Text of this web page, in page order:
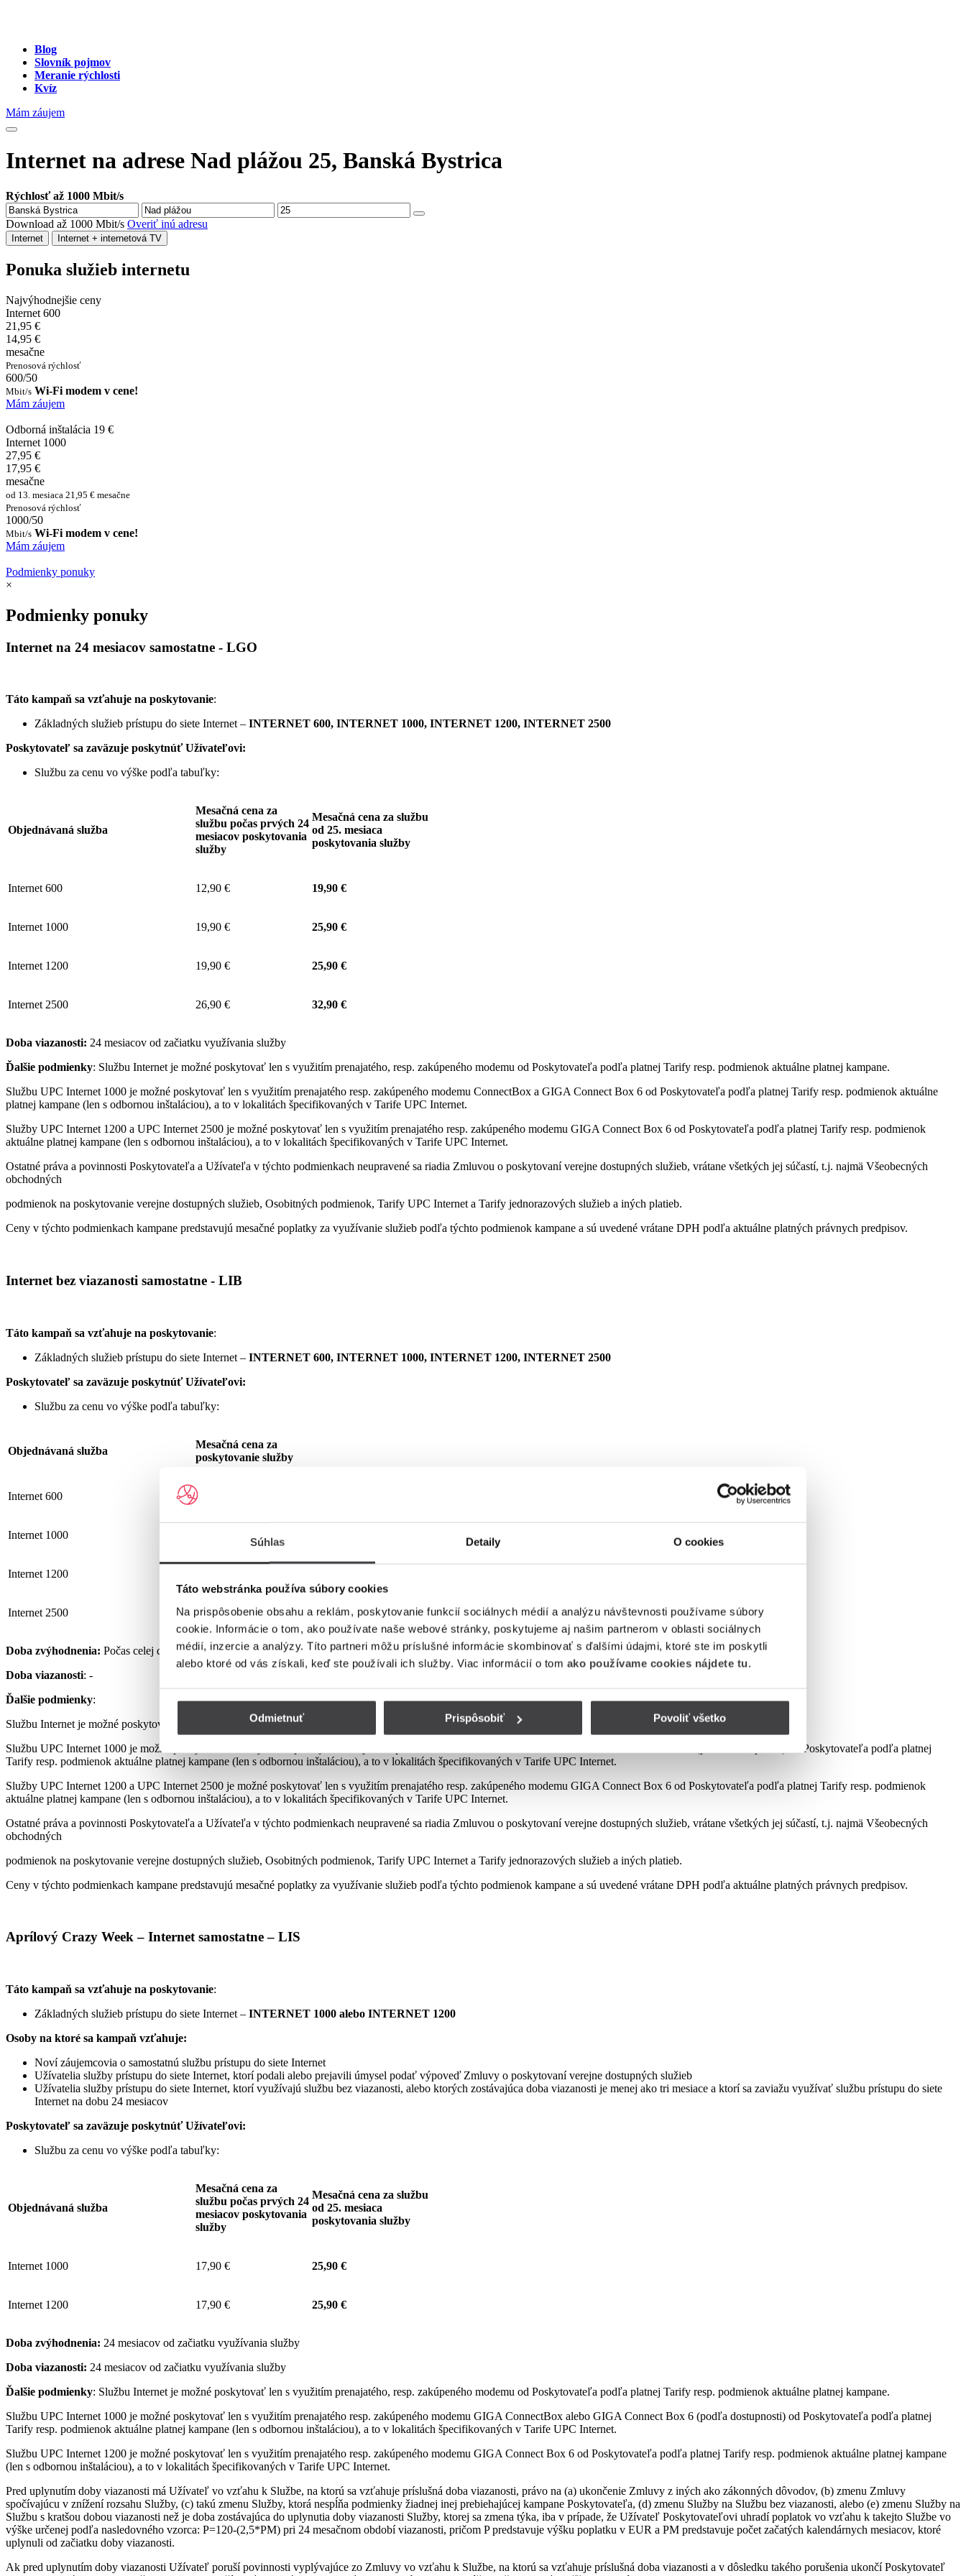
Súhlas Detaily O cookies
Táto webstránka používa súbory cookies
Na prispôsobenie obsahu a reklám, poskytovanie funkcií sociálnych médií a analýzu návštevnosti používame súbory
cookie. Informácie o tom, ako používate naše webové stránky, poskytujeme aj našim partnerom v oblasti sociálnych
médií, inzercie a analýzy. Títo partneri môžu príslušné informácie skombinovať s ďalšími údajmi, ktoré ste im poskytli
alebo ktoré od vás získali, keď ste používali ich služby. Viac informácií o tom ako používame cookies nájdete tu.
Odmietnuť Prispôsobiť Povoliť všetko
Blog
Slovník pojmov
Meranie rýchlosti
Kvíz
Mám záujem
Internet na adrese Nad plážou 25, Banská Bystrica
Rýchlosť až 1000 Mbit/s
Download až 1000 Mbit/s Overiť inú adresu
Internet Internet + internetová TV
Ponuka služieb internetu
Najvýhodnejšie ceny
Internet 600
21,95 €
14,95 €
mesačne
Prenosová rýchlosť
600/50
Mbit/s Wi-Fi modem v cene!
Mám záujem
Odborná inštalácia 19 €
Internet 1000
27,95 €
17,95 €
mesačne
od 13. mesiaca 21,95 € mesačne
Prenosová rýchlosť
1000/50
Mbit/s Wi-Fi modem v cene!
Mám záujem
Podmienky ponuky
×
Podmienky ponuky
Internet na 24 mesiacov samostatne - LGO
Táto kampaň sa vzťahuje na poskytovanie:
Základných služieb prístupu do siete Internet – INTERNET 600, INTERNET 1000, INTERNET 1200, INTERNET 2500
Poskytovateľ sa zaväzuje poskytnúť Užívateľovi:
Službu za cenu vo výške podľa tabuľky:
Objednávaná služba
Mesačná cena za
službu počas prvých 24
mesiacov poskytovania
služby
Mesačná cena za službu
od 25. mesiaca
poskytovania služby
Internet 600 12,90 € 19,90 €
Internet 1000 19,90 € 25,90 €
Internet 1200 19,90 € 25,90 €
Internet 2500 26,90 € 32,90 €
Doba viazanosti: 24 mesiacov od začiatku využívania služby
Ďalšie podmienky: Službu Internet je možné poskytovať len s využitím prenajatého, resp. zakúpeného modemu od Poskytovateľa podľa platnej Tarify resp. podmienok aktuálne platnej kampane.
Službu UPC Internet 1000 je možné poskytovať len s využitím prenajatého resp. zakúpeného modemu ConnectBox a GIGA Connect Box 6 od Poskytovateľa podľa platnej Tarify resp. podmienok aktuálne
platnej kampane (len s odbornou inštaláciou), a to v lokalitách špecifikovaných v Tarife UPC Internet.
Služby UPC Internet 1200 a UPC Internet 2500 je možné poskytovať len s využitím prenajatého resp. zakúpeného modemu GIGA Connect Box 6 od Poskytovateľa podľa platnej Tarify resp. podmienok
aktuálne platnej kampane (len s odbornou inštaláciou), a to v lokalitách špecifikovaných v Tarife UPC Internet.
Ostatné práva a povinnosti Poskytovateľa a Užívateľa v týchto podmienkach neupravené sa riadia Zmluvou o poskytovaní verejne dostupných služieb, vrátane všetkých jej súčastí, t.j. najmä Všeobecných
obchodných
podmienok na poskytovanie verejne dostupných služieb, Osobitných podmienok, Tarify UPC Internet a Tarify jednorazových služieb a iných platieb.
Ceny v týchto podmienkach kampane predstavujú mesačné poplatky za využívanie služieb podľa týchto podmienok kampane a sú uvedené vrátane DPH podľa aktuálne platných právnych predpisov.
Internet bez viazanosti samostatne - LIB
Táto kampaň sa vzťahuje na poskytovanie:
Základných služieb prístupu do siete Internet – INTERNET 600, INTERNET 1000, INTERNET 1200, INTERNET 2500
Poskytovateľ sa zaväzuje poskytnúť Užívateľovi:
Službu za cenu vo výške podľa tabuľky:
Objednávaná služba
Mesačná cena za
poskytovanie služby
Internet 600 19,90 €
Internet 1000
Internet 1200
Internet 2500 32,90 €
Doba zvýhodnenia: Počas celej doby využívania Služby podľa podmienok tejto kampane
Doba viazanosti: -
Ďalšie podmienky:
Službu Internet je možné poskytovať len s využitím prenajatého, resp. zakúpeného modemu od Poskytovateľa podľa platnej Tarify resp. podmienok aktuálne platnej kampane.
Službu UPC Internet 1000 je možné poskytovať len s využitím prenajatého resp. zakúpeného modemu GIGA ConnectBox alebo GIGA Connect Box 6 (podľa dostupnosti) od Poskytovateľa podľa platnej
Tarify resp. podmienok aktuálne platnej kampane (len s odbornou inštaláciou), a to v lokalitách špecifikovaných v Tarife UPC Internet.
Služby UPC Internet 1200 a UPC Internet 2500 je možné poskytovať len s využitím prenajatého resp. zakúpeného modemu GIGA Connect Box 6 od Poskytovateľa podľa platnej Tarify resp. podmienok
aktuálne platnej kampane (len s odbornou inštaláciou), a to v lokalitách špecifikovaných v Tarife UPC Internet.
Ostatné práva a povinnosti Poskytovateľa a Užívateľa v týchto podmienkach neupravené sa riadia Zmluvou o poskytovaní verejne dostupných služieb, vrátane všetkých jej súčastí, t.j. najmä Všeobecných
obchodných
podmienok na poskytovanie verejne dostupných služieb, Osobitných podmienok, Tarify UPC Internet a Tarify jednorazových služieb a iných platieb.
Ceny v týchto podmienkach kampane predstavujú mesačné poplatky za využívanie služieb podľa týchto podmienok kampane a sú uvedené vrátane DPH podľa aktuálne platných právnych predpisov.
Aprílový Crazy Week – Internet samostatne – LIS
Táto kampaň sa vzťahuje na poskytovanie:
Základných služieb prístupu do siete Internet – INTERNET 1000 alebo INTERNET 1200
Osoby na ktoré sa kampaň vzťahuje:
Noví záujemcovia o samostatnú službu prístupu do siete Internet
Užívatelia služby prístupu do siete Internet, ktorí podali alebo prejavili úmysel podať výpoveď Zmluvy o poskytovaní verejne dostupných služieb
Užívatelia služby prístupu do siete Internet, ktorí využívajú službu bez viazanosti, alebo ktorých zostávajúca doba viazanosti je menej ako tri mesiace a ktorí sa zaviažu využívať službu prístupu do siete
Internet na dobu 24 mesiacov
Poskytovateľ sa zaväzuje poskytnúť Užívateľovi:
Službu za cenu vo výške podľa tabuľky:
Objednávaná služba
Mesačná cena za
službu počas prvých 24
mesiacov poskytovania
služby
Mesačná cena za službu
od 25. mesiaca
poskytovania služby
Internet 1000 17,90 € 25,90 €
Internet 1200 17,90 € 25,90 €
Doba zvýhodnenia: 24 mesiacov od začiatku využívania služby
Doba viazanosti: 24 mesiacov od začiatku využívania služby
Ďalšie podmienky: Službu Internet je možné poskytovať len s využitím prenajatého, resp. zakúpeného modemu od Poskytovateľa podľa platnej Tarify resp. podmienok aktuálne platnej kampane.
Službu UPC Internet 1000 je možné poskytovať len s využitím prenajatého resp. zakúpeného modemu GIGA ConnectBox alebo GIGA Connect Box 6 (podľa dostupnosti) od Poskytovateľa podľa platnej
Tarify resp. podmienok aktuálne platnej kampane (len s odbornou inštaláciou), a to v lokalitách špecifikovaných v Tarife UPC Internet.
Službu UPC Internet 1200 je možné poskytovať len s využitím prenajatého resp. zakúpeného modemu GIGA Connect Box 6 od Poskytovateľa podľa platnej Tarify resp. podmienok aktuálne platnej kampane
(len s odbornou inštaláciou), a to v lokalitách špecifikovaných v Tarife UPC Internet.
Pred uplynutím doby viazanosti má Užívateľ vo vzťahu k Službe, na ktorú sa vzťahuje príslušná doba viazanosti, právo na (a) ukončenie Zmluvy z iných ako zákonných dôvodov, (b) zmenu Zmluvy
spočívajúcu v znížení rozsahu Služby, (c) takú zmenu Služby, ktorá nespĺňa podmienky žiadnej inej prebiehajúcej kampane Poskytovateľa, (d) zmenu Služby na Službu bez viazanosti, alebo (e) zmenu Služby na
Službu s kratšou dobou viazanosti než je doba zostávajúca do uplynutia doby viazanosti Služby, ktorej sa zmena týka, iba v prípade, že Užívateľ Poskytovateľovi uhradí poplatok vo vzťahu k takejto Službe vo
výške určenej podľa nasledovného vzorca: P=120-(2,5*PM) pri 24 mesačnom období viazanosti, pričom P predstavuje výšku poplatku v EUR a PM predstavuje počet začatých kalendárnych mesiacov, ktoré
uplynuli od začiatku doby viazanosti.
Ak pred uplynutím doby viazanosti Užívateľ poruší povinnosti vyplývajúce zo Zmluvy vo vzťahu k Službe, na ktorú sa vzťahuje príslušná doba viazanosti a v dôsledku takého porušenia ukončí Poskytovateľ